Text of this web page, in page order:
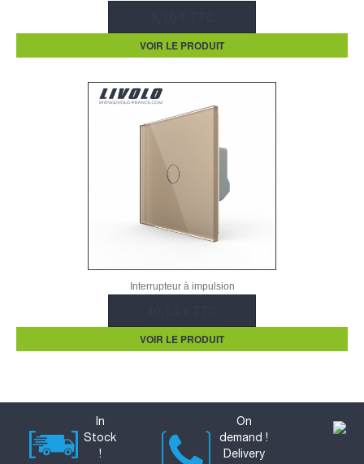
VOIR LE PRODUIT
Interrupteur à impulsion
VOIR LE PRODUIT
In
Stock
!
On
demand !
Delivery